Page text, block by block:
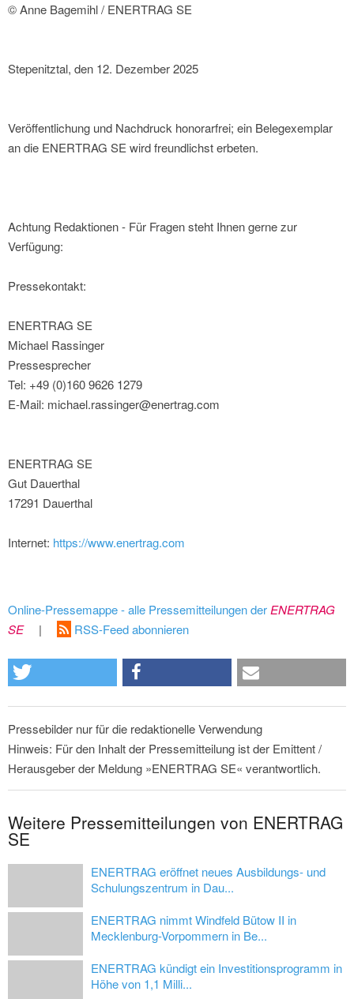
© Anne Bagemihl / ENERTRAG SE
Stepenitztal, den 12. Dezember 2025
Veröffentlichung und Nachdruck honorarfrei; ein Belegexemplar
an die ENERTRAG SE wird freundlichst erbeten.
Achtung Redaktionen - Für Fragen steht Ihnen gerne zur
Verfügung:
Pressekontakt:
ENERTRAG SE
Michael Rassinger
Pressesprecher
Tel: +49 (0)160 9626 1279
E-Mail: michael.rassinger@enertrag.com
ENERTRAG SE
Gut Dauerthal
17291 Dauerthal
Internet: https://www.enertrag.com
Online-Pressemappe - alle Pressemitteilungen der ENERTRAG
SE
| RSS-Feed abonnieren
Pressebilder nur für die redaktionelle Verwendung
Hinweis: Für den Inhalt der Pressemitteilung ist der Emittent /
Herausgeber der Meldung »ENERTRAG SE« verantwortlich.
Weitere Pressemitteilungen von ENERTRAG
SE
ENERTRAG eröffnet neues Ausbildungs- und
Schulungszentrum in Dau...
ENERTRAG nimmt Windfeld Bütow II in
Mecklenburg-Vorpommern in Be...
ENERTRAG kündigt ein Investitionsprogramm in
Höhe von 1,1 Milli...